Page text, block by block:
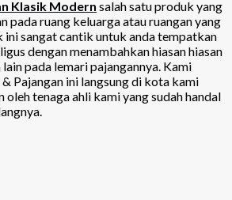
Klasik Modern salah satu produk yang
pada ruang keluarga atau ruangan yang
ini sangat cantik untuk anda tempatkan
dengan menambahkan hiasan hiasan
pada lemari pajangannya. Kami
Pajangan ini langsung di kota kami
oleh tenaga ahli kami yang sudah handal